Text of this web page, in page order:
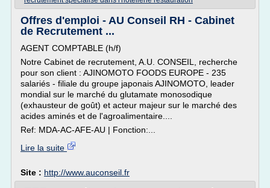
Offres d'emploi - AU Conseil RH - Cabinet
de Recrutement ...
AGENT COMPTABLE (h/f)
Notre Cabinet de recrutement, A.U. CONSEIL, recherche
pour son client : AJINOMOTO FOODS EUROPE - 235
salariés - filiale du groupe japonais AJINOMOTO, leader
mondial sur le marché du glutamate monosodique
(exhausteur de goût) et acteur majeur sur le marché des
acides aminés et de l'agroalimentaire....
Ref: MDA-AC-AFE-AU | Fonction:...
Lire la suite
Site : http://www.auconseil.fr